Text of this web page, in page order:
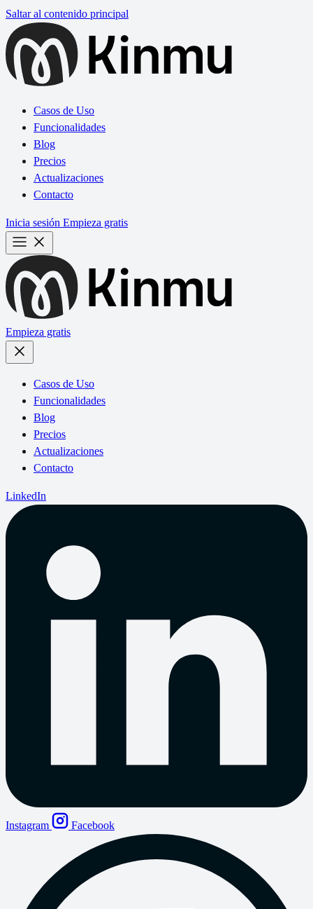
Saltar al contenido principal
Casos de Uso
Funcionalidades
Blog
Precios
Actualizaciones
Contacto
Inicia sesión Empieza gratis
Empieza gratis
Casos de Uso
Funcionalidades
Blog
Precios
Actualizaciones
Contacto
LinkedIn
Instagram Facebook